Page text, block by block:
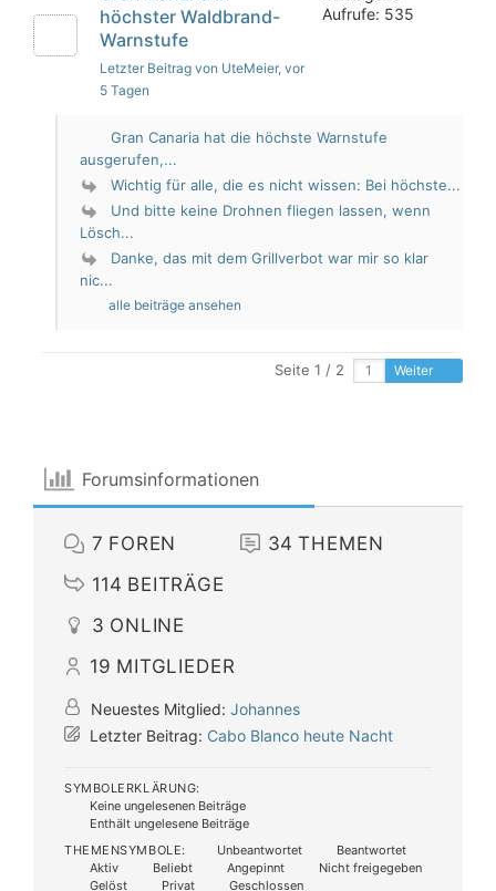
höchster Waldbrand-
Warnstufe
Letzter Beitrag von UteMeier, vor
5 Tagen
Aufrufe: 535
Gran Canaria hat die höchste Warnstufe
ausgerufen,...
Wichtig für alle, die es nicht wissen: Bei höchste...
Und bitte keine Drohnen fliegen lassen, wenn
Lösch...
Danke, das mit dem Grillverbot war mir so klar
nic...
alle beiträge ansehen
Seite 1 / 2 Weiter
Forumsinformationen
7 FOREN 34 THEMEN
114 BEITRÄGE
3 ONLINE
19 MITGLIEDER
Neuestes Mitglied: Johannes
Letzter Beitrag: Cabo Blanco heute Nacht
SYMBOLERKLÄRUNG:
Keine ungelesenen Beiträge
Enthält ungelesene Beiträge
THEMENSYMBOLE:
Unbeantwortet
Beantwortet
Aktiv
Beliebt Angepinnt
Nicht freigegeben
Gelöst
Privat Geschlossen